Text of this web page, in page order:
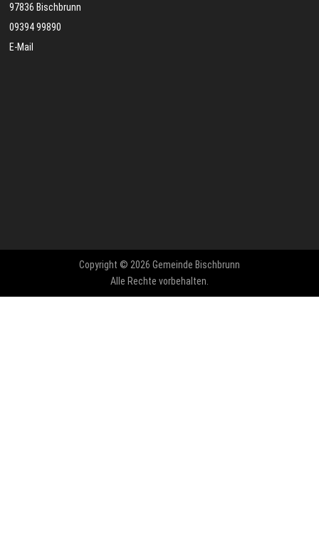
97836 Bischbrunn
09394 99890
E-Mail
Copyright © 2026 Gemeinde Bischbrunn
Alle Rechte vorbehalten.